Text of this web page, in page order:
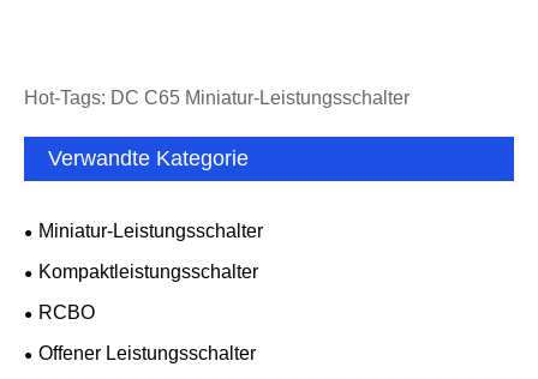
Hot-Tags: DC C65 Miniatur-Leistungsschalter
Verwandte Kategorie
Miniatur-Leistungsschalter
Kompaktleistungsschalter
RCBO
Offener Leistungsschalter